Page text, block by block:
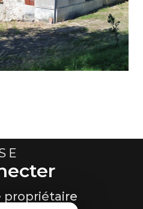
propriétaire